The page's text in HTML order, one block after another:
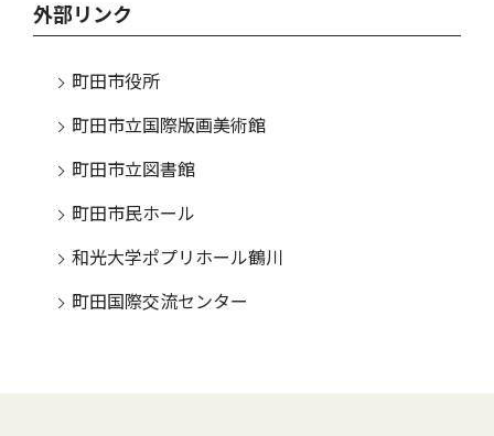
外部リンク
町田市役所
町田市立国際版画美術館
町田市立図書館
町田市民ホール
和光大学ポプリホール鶴川
町田国際交流センター